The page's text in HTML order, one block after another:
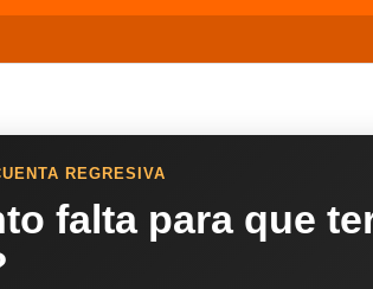
REGRESIVA
falta para que